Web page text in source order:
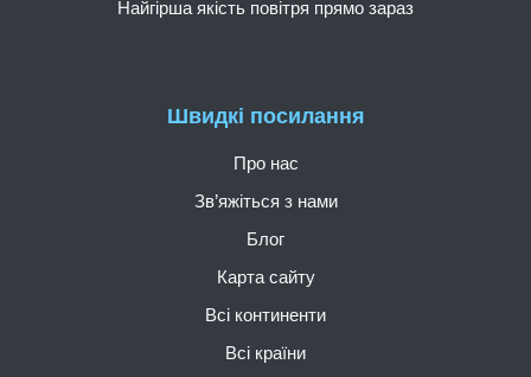
Швидкі посилання
Про нас
Зв’яжіться з нами
Блог
Карта сайту
Всі континенти
Всі країни
Найгірша якість повітря прямо зараз